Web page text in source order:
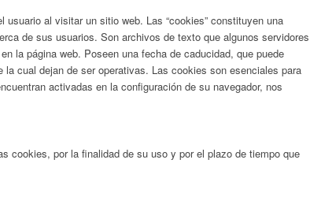
al visitar un sitio web. Las “cookies” constituyen una
de sus usuarios. Son archivos de texto que algunos servidores
la página web. Poseen una fecha de caducidad, que puede
cual dejan de ser operativas. Las cookies son esenciales para
activadas en la configuración de su navegador, nos
cookies, por la finalidad de su uso y por el plazo de tiempo que